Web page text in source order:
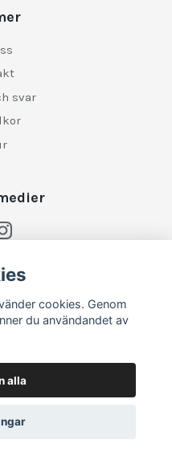
svar
cookies. Genom
du användandet av
alla